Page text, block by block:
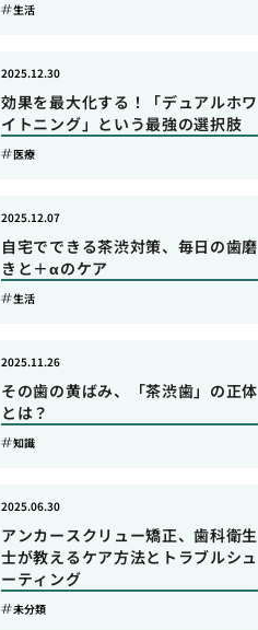
生活
効果を最大化する！「デュアルホワ
イトニング」という最強の選択肢
2025.12.30
医療
自宅でできる茶渋対策、毎日の歯磨
きと＋αのケア
2025.12.07
生活
その歯の黄ばみ、「茶渋歯」の正体
とは？
2025.11.26
知識
アンカースクリュー矯正、歯科衛生
士が教えるケア方法とトラブルシュ
ーティング
2025.06.30
未分類